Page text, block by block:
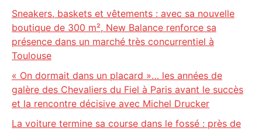
Sneakers, baskets et vêtements : avec sa nouvelle
boutique de 300 m², New Balance renforce sa
présence dans un marché très concurrentiel à
Toulouse
« On dormait dans un placard »… les années de
galère des Chevaliers du Fiel à Paris avant le succès
et la rencontre décisive avec Michel Drucker
La voiture termine sa course dans le fossé : près de